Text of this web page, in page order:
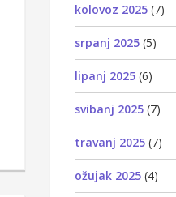
kolovoz 2025 (7)
srpanj 2025 (5)
lipanj 2025 (6)
svibanj 2025 (7)
travanj 2025 (7)
ožujak 2025 (4)